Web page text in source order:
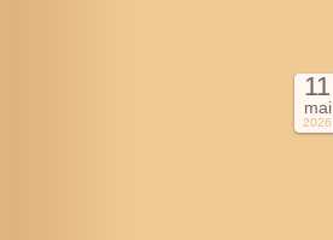
11
mai
2026